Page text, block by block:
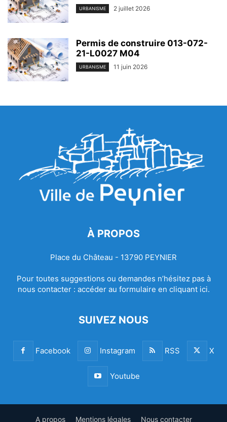
URBANISME 2 juillet 2026
Permis de construire 013-072-
21-L0027 M04
URBANISME 11 juin 2026
À PROPOS
Place du Château - 13790 PEYNIER
Pour toutes suggestions ou demandes n’hésitez pas à
nous contacter : accéder au formulaire en cliquant ici.
SUIVEZ NOUS
Facebook Instagram RSS X
Youtube
A propos Mentions légales Nous contacter